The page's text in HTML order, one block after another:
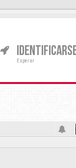
Esperar